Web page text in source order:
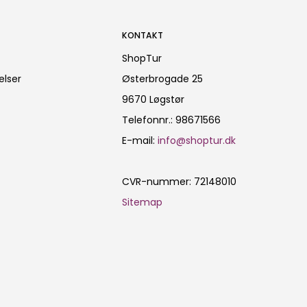
KONTAKT
ShopTur
Østerbrogade 25
9670 Løgstør
Telefonnr.: 98671566
E-mail: info@shoptur.dk
CVR-nummer: 72148010
Sitemap